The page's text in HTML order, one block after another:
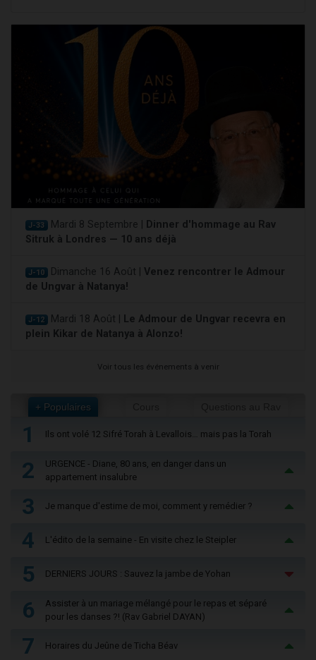
J-33 Mardi 8 Septembre |
Dinner d'hommage au Rav
Sitruk à Londres — 10 ans déjà
J-10 Dimanche 16 Août | Venez rencontrer le Admour
de Ungvar à Natanya!
J-12 Mardi 18 Août |
Le Admour de Ungvar recevra en
plein Kikar de Natanya à Alonzo!
Voir tous les événements à venir
+ Populaires
1 Ils ont volé 12 Sifré Torah à Levallois… mais pas la Torah
2
URGENCE - Diane, 80 ans, en danger dans un
appartement insalubre
3 Je manque d'estime de moi, comment y remédier ?
4 L'édito de la semaine - En visite chez le Steipler
5 DERNIERS JOURS : Sauvez la jambe de Yohan
6
Assister à un mariage mélangé pour le repas et séparé
pour les danses ?! (Rav Gabriel DAYAN)
7 Horaires du Jeûne de Ticha Béav